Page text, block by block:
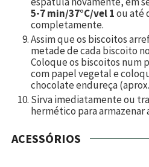
5-7 min/37°C/vel 1ou até
completamente.
Assim que os biscoitos
metade de cada biscoito
Coloque os biscoitos num
com papel vegetal e
chocolate endureça (aprox.
Sirva imediatamente ou
hermético para armazenar
ACESSÓRIOS